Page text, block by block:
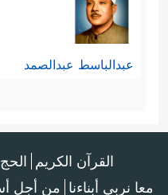
عبدالباسط عبدالصمد
القرآن الكريم
معا نربي أبناءنا من أجل